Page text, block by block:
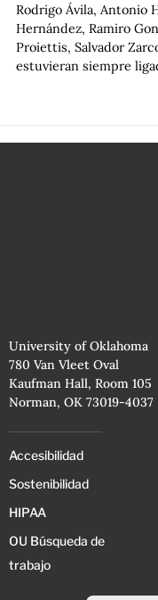
Rodrigo Ávila, Antonio
Hernández, Ramiro
Proiettis, Salvador
estuvieran siempre
University of Oklahoma
780 Van Vleet Oval
Kaufman Hall, Room 105
Norman, OK 73019-4037
Accesibilidad
Sostenibilidad
HIPAA
OU Búsqueda de
trabajo